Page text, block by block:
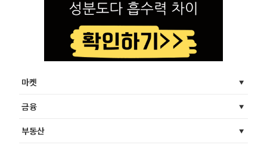
마켓
금융
부동산